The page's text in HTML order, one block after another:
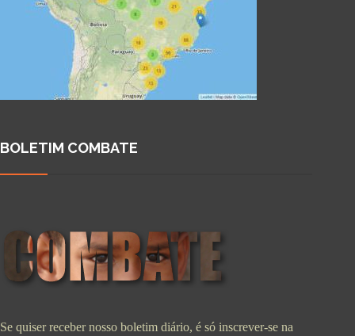
BOLETIM COMBATE
Se quiser receber nosso boletim diário, é só inscrever-se na